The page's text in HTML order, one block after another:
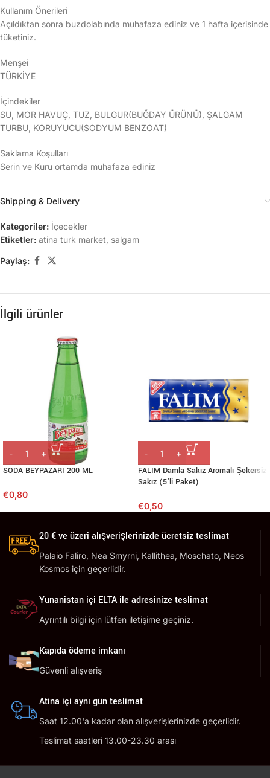
Kullanım Önerileri
Açıldıktan sonra buzdolabında muhafaza ediniz ve 1 hafta içerisinde
tüketiniz.
Menşei
TÜRKİYE
İçindekiler
SU, MOR HAVUÇ, TUZ, BULGUR(BUĞDAY ÜRÜNÜ), ŞALGAM
TURBU, KORUYUCU(SODYUM BENZOAT)
Saklama Koşulları
Serin ve Kuru ortamda muhafaza ediniz
Shipping & Delivery
Kategoriler: İçecekler
Etiketler: atina turk market salgam
Paylaş:
İlgili ürünler
SODA BEYPAZARI 200 ML
€0,80
FALIM Damla Sakız Aromalı Şekersiz
Sakız (5’li Paket)
€0,50
20 € ve üzeri alışverişlerinizde ücretsiz teslimat
Palaio Faliro, Nea Smyrni, Kallithea, Moschato, Neos
Kosmos için geçerlidir.
Yunanistan içi ELTA ile adresinize teslimat
Ayrıntılı bilgi için lütfen iletişime geçiniz.
Kapıda ödeme imkanı
Güvenli alışveriş
Atina içi aynı gün teslimat
Saat 12.00'a kadar olan alışverişlerinizde geçerlidir.
Teslimat saatleri 13.00-23.30 arası